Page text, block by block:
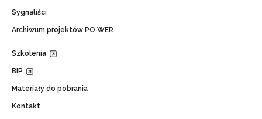
Sygnaliści
Archiwum projektów PO WER
Szkolenia
BIP
Materiały do pobrania
Kontakt